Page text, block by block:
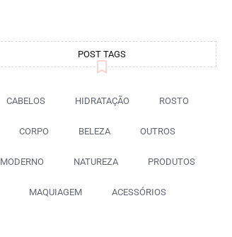
POST TAGS
CABELOS HIDRATAÇÃO ROSTO
CORPO BELEZA OUTROS
MODERNO NATUREZA PRODUTOS
MAQUIAGEM ACESSÓRIOS